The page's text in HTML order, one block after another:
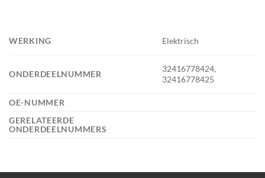
WERKING Elektrisch
ONDERDEELNUMMER
32416778424,
32416778425
OE-NUMMER
GERELATEERDE
ONDERDEELNUMMERS